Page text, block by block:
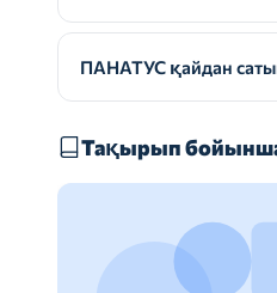
ПАНАТУС қайдан
Тақырып